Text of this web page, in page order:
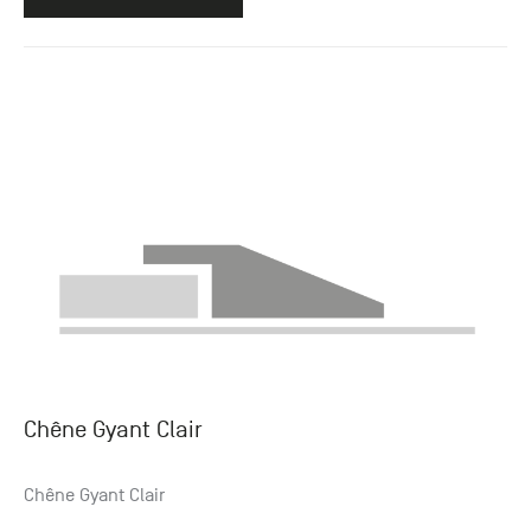
Chêne Gyant Clair
Chêne Gyant Clair